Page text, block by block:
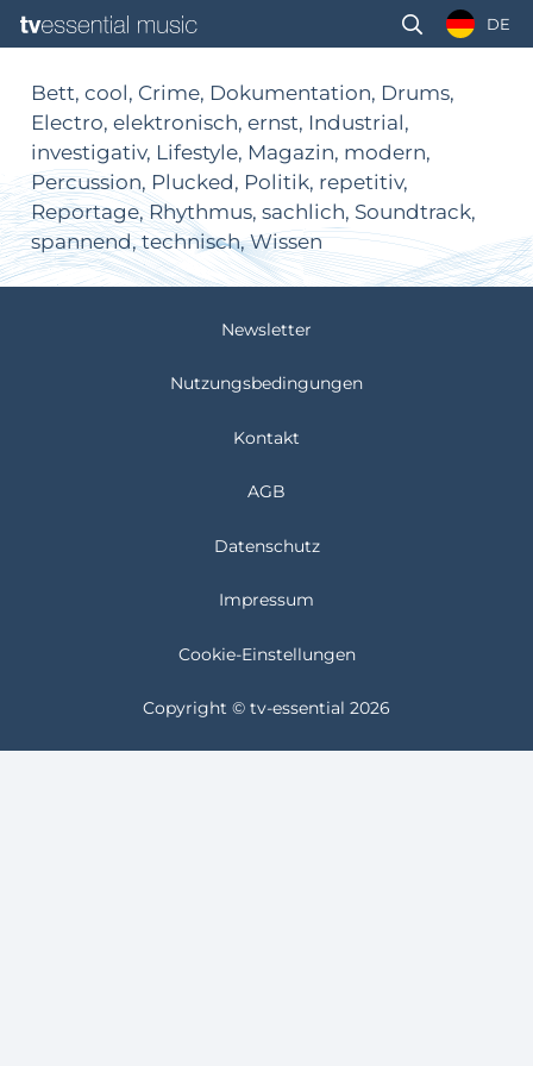
DE
Bett, cool, Crime, Dokumentation, Drums,
Electro, elektronisch, ernst, Industrial,
investigativ, Lifestyle, Magazin, modern,
Percussion, Plucked, Politik, repetitiv,
Reportage, Rhythmus, sachlich, Soundtrack,
spannend, technisch, Wissen
Newsletter
Nutzungsbedingungen
Kontakt
AGB
Datenschutz
Impressum
Cookie-Einstellungen
Copyright © tv-essential 2026